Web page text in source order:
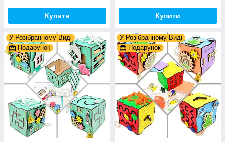
Купити Купити
У Розібранному Виді
Подарунок
У Розібранному Виді
Подарунок